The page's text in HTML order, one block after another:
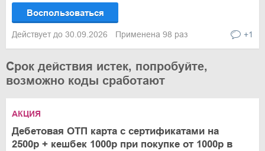
Воспользоваться
Действует до 30.09.2026 Применена 98 раз +1
Срок действия истек, попробуйте,
возможно коды сработают
АКЦИЯ
Дебетовая ОТП карта с сертификатами на
2500р + кешбек 1000р при покупке от 1000р в